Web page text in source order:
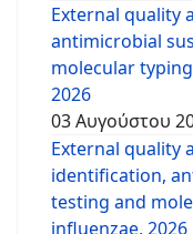
External quality
antimicrobial
molecular
2026
03 Αυγούστου
External quality
identification,
testing and
influenzae, 2026